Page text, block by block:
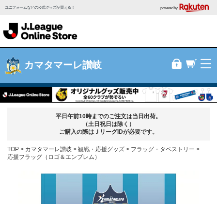
ユニフォームなどの公式グッズが買える！ powered by
カマタマーレ讃岐
平日午前10時までのご注文は当日出荷。
（土日祝日は除く）
ご購入の際はＪリーグIDが必要です。
TOP カマタマーレ讃岐 観戦・応援グッズ
フラッグ・タペストリー
応援フラッグ（ロゴ＆エンブレム）